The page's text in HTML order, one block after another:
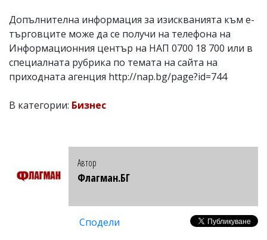
Допълнителна информация за изискванията към е-
търговците може да се получи на телефона на
Информационния център на НАП 0700 18 700 или в
специалната рубрика по темата на сайта на
приходната агенция http://nap.bg/page?id=744
В категории: Бизнес
Автор
Флагман.БГ
Сподели